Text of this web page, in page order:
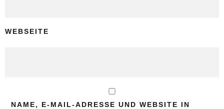
WEBSEITE
NAME, E-MAIL-ADRESSE UND WEBSITE IN